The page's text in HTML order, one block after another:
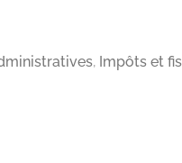
, Impôts et